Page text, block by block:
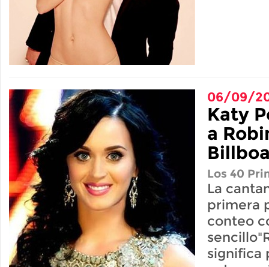
06/09/
Katy
a
Los 40
La
primera
conteo
significa